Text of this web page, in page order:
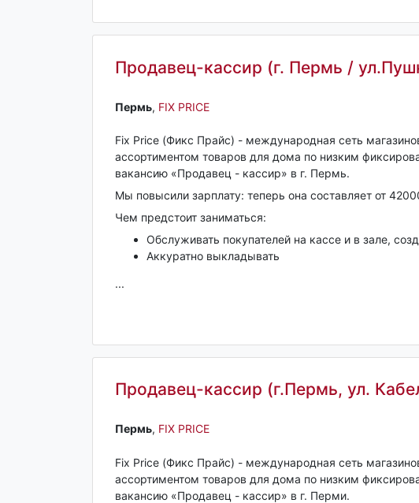
Продавец-кассир (г. Пермь /
Пермь‎, FIX PRICE
Fix Price (Фикс Прайс) - международная сеть
ассортиментом товаров для дома по низким
вакансию «Продавец - кассир» в г. Пермь.
Мы повысили зарплату: теперь она составляет от
Чем предстоит заниматься:
Обслуживать покупателей на кассе и в зале,
Аккуратно выкладывать
...
Продавец-кассир (г.Пермь, ул.
Пермь‎, FIX PRICE
Fix Price (Фикс Прайс) - международная сеть
ассортиментом товаров для дома по низким
вакансию «Продавец - кассир» в г. Перми.